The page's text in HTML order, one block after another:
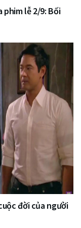
phim lễ 2/9: Bối
đời của người